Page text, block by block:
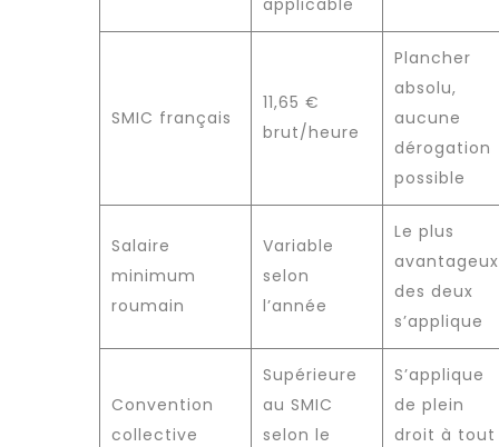
applicable
SMIC français
11,65 €
brut/heure
Plancher
absolu,
aucune
dérogation
possible
Salaire
minimum
roumain
Variable
selon
l’année
Le plus
avantageux
des deux
s’applique
Convention
collective
Supérieure
au SMIC
selon le
S’applique
de plein
droit à tout